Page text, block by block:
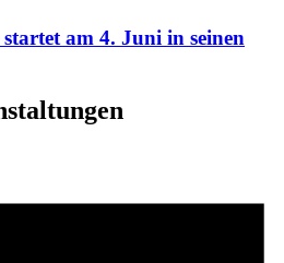
am 4. Juni in seinen